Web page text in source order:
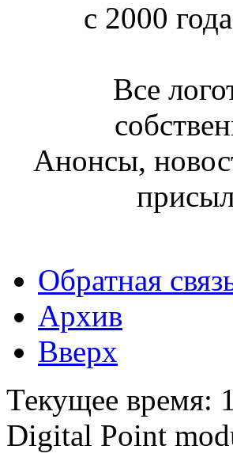
c 2000
Все
Анонсы,
Обратная
Архив
Вверх
Текущее время:
Digital Point